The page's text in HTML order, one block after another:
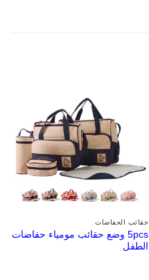
حقائب الحفاضات
5pcs وضع حقائب مومياء حفاضات
الطفل